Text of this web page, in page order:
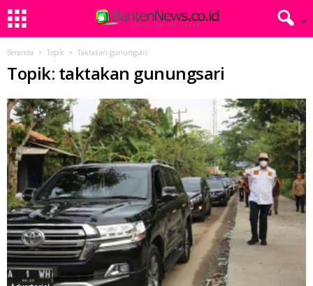
Beranda Topik Taktakan gunungsari
Topik: taktakan gunungsari